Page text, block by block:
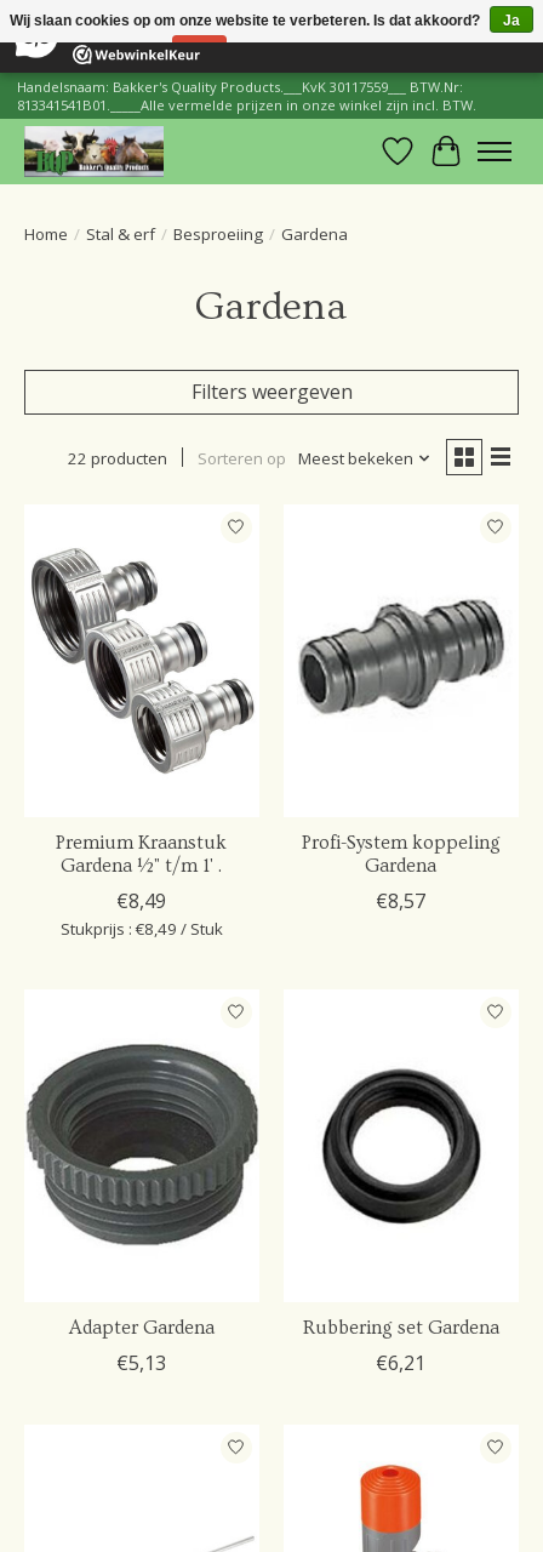
206 Reviews ×
Handelsnaam: Bakker's Quality Products.___KvK 30117559___ BTW.Nr:
813341541B01._____Alle vermelde prijzen in onze winkel zijn incl. BTW.
Verlanglijst
Home / Stal & erf / Besproeiing / Gardena
Gardena
Filters weergeven
22 producten Sorteren op Meest bekeken
Premium Kraanstuk
Gardena ½" t/m 1' .
€8,49
Stukprijs : €8,49 / Stuk
Profi-System koppeling
Gardena
€8,57
Adapter Gardena
€5,13
Rubbering set Gardena
€6,21
Wij slaan cookies op om onze website te verbeteren. Is dat akkoord?
Ja
Nee